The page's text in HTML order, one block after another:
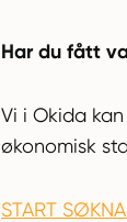
Har du fått
Vi i Okida
økonomisk
START